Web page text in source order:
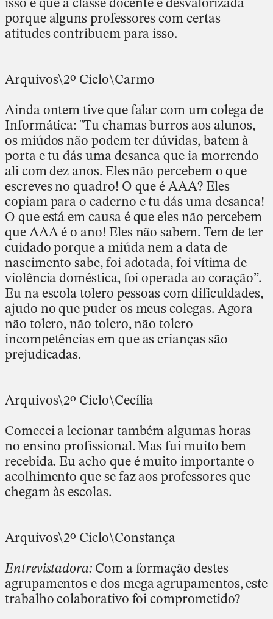
porque alguns professores com certas
atitudes contribuem para isso.
Arquivos\2º Ciclo\Carmo
Ainda ontem tive que falar com um colega de
Informática: "Tu chamas burros aos alunos,
os miúdos não podem ter dúvidas, batem à
porta e tu dás uma desanca que ia morrendo
ali com dez anos. Eles não percebem o que
escreves no quadro! O que é AAA? Eles
copiam para o caderno e tu dás uma desanca!
O que está em causa é que eles não percebem
que AAA é o ano! Eles não sabem. Tem de ter
cuidado porque a miúda nem a data de
nascimento sabe, foi adotada, foi vítima de
violência doméstica, foi operada ao coração”.
Eu na escola tolero pessoas com dificuldades,
ajudo no que puder os meus colegas. Agora
não tolero, não tolero, não tolero
incompetências em que as crianças são
prejudicadas.
Arquivos\2º Ciclo\Cecília
Comecei a lecionar também algumas horas
no ensino profissional. Mas fui muito bem
recebida. Eu acho que é muito importante o
acolhimento que se faz aos professores que
chegam às escolas.
Arquivos\2º Ciclo\Constança
Entrevistadora:Com a formação destes
agrupamentos e dos mega agrupamentos, este
trabalho colaborativo foi comprometido?